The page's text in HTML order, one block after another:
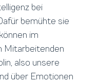
bei
bemühte sie
im
Mitarbeitenden
also unsere
über Emotionen